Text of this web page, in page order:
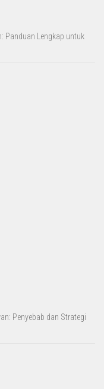
Panduan Lengkap untuk
Penyebab dan Strategi